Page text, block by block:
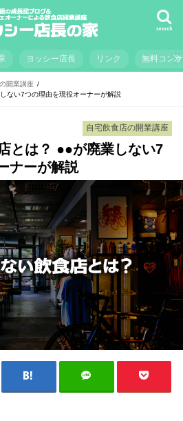
search
ヨッシー店長 リンク 無料コン
開業講座
ない7つの理由を現役オーナーが解説
自宅飲食店の開業講座
とは？ ●●が廃業しない7
ナーが解説